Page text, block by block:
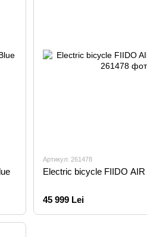
Артикул: 261478
Electric bicycle FIIDO
45 999 Lei